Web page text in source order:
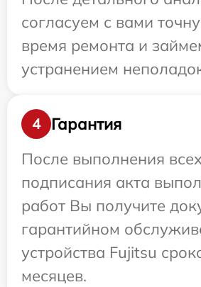
согласуем с вами
время ремонта и
устранением
4
Гарантия
После выполнения
подписания акта
работ Вы получите
гарантийном
устройства Fujitsu
месяцев.